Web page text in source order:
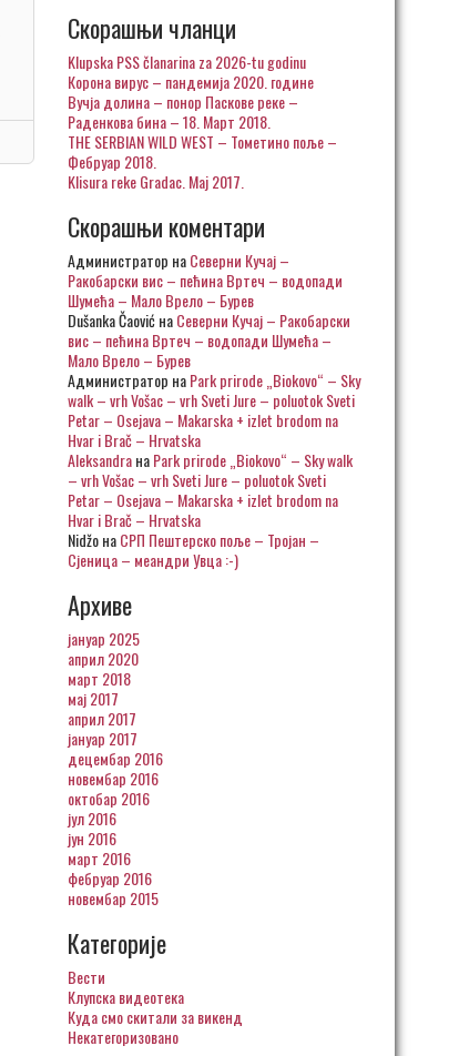
Скорашњи чланци
Klupska PSS članarina za 2026-tu godinu
Корона вирус – пандемија 2020. године
Вучја долина – понор Паскове реке –
Раденкова бина – 18. Март 2018.
THE SERBIAN WILD WEST – Тометино поље –
Фебруар 2018.
Klisura reke Gradac. Maj 2017.
Скорашњи коментари
Администратор наСеверни Кучај –
Ракобарски вис – пећина Вртеч – водопади
Шумећа – Мало Врело – Бурев
Dušanka ČaovićнаСеверни Кучај – Ракобарски
вис – пећина Вртеч – водопади Шумећа –
Мало Врело – Бурев
Администратор наPark prirode „Biokovo“ – Sky
walk – vrh Vošac – vrh Sveti Jure – poluotok Sveti
Petar – Osejava – Makarska + izlet brodom na
Hvar i Brač – Hrvatska
AleksandraнаPark prirode „Biokovo“ – Sky walk
– vrh Vošac – vrh Sveti Jure – poluotok Sveti
Petar – Osejava – Makarska + izlet brodom na
Hvar i Brač – Hrvatska
NidžoнаСРП Пештерско поље – Тројан –
Сјеница – меандри Увца :-)
Архиве
јануар 2025
април 2020
март 2018
мај 2017
април 2017
јануар 2017
децембар 2016
новембар 2016
октобар 2016
јул 2016
јун 2016
март 2016
фебруар 2016
новембар 2015
Категорије
Вести
Клупска видеотека
Куда смо скитали за викенд
Некатегоризовано